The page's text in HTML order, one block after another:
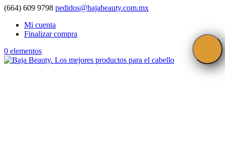
(664) 609 9798 pedidos@bajabeauty.com.mx
Mi cuenta
Finalizar compra
0 elementos